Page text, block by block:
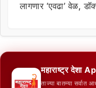
लागणार ‘एवढा’ वेळ,
महाराष्ट्र देशा
ताज्या बातम्या